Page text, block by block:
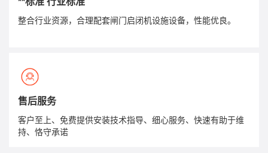
整合行业资源，合理配套闸门启闭机设施设备，性能优良。
售后服务
客户至上、免费提供安装技术指导、细心服务、快速有助于维
持、恪守承诺